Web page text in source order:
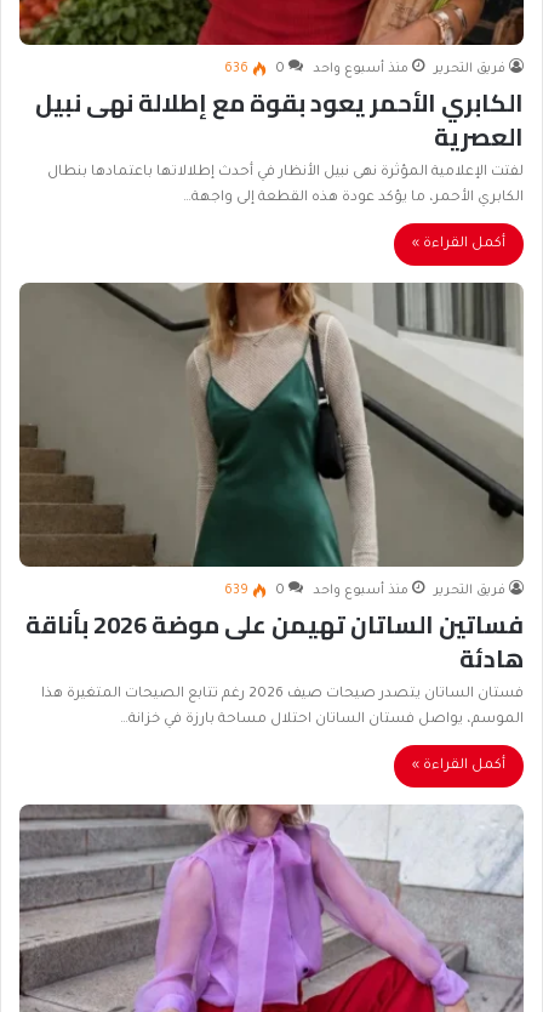
فريق التحرير منذ أسبوع واحد 0
636
الكابري الأحمر يعود بقوة مع إطلالة نهى نبيل
العصرية
لفتت الإعلامية المؤثرة نهى نبيل الأنظار في أحدث إطلالاتها باعتمادها بنطال
الكابري الأحمر، ما يؤكد عودة هذه القطعة إلى واجهة…
أكمل القراءة »
فريق التحرير منذ أسبوع واحد 0
639
فساتين الساتان تهيمن على موضة 2026 بأناقة
هادئة
فستان الساتان يتصدر صيحات صيف 2026 رغم تتابع الصيحات المتغيرة هذا
الموسم، يواصل فستان الساتان احتلال مساحة بارزة في خزانة…
أكمل القراءة »